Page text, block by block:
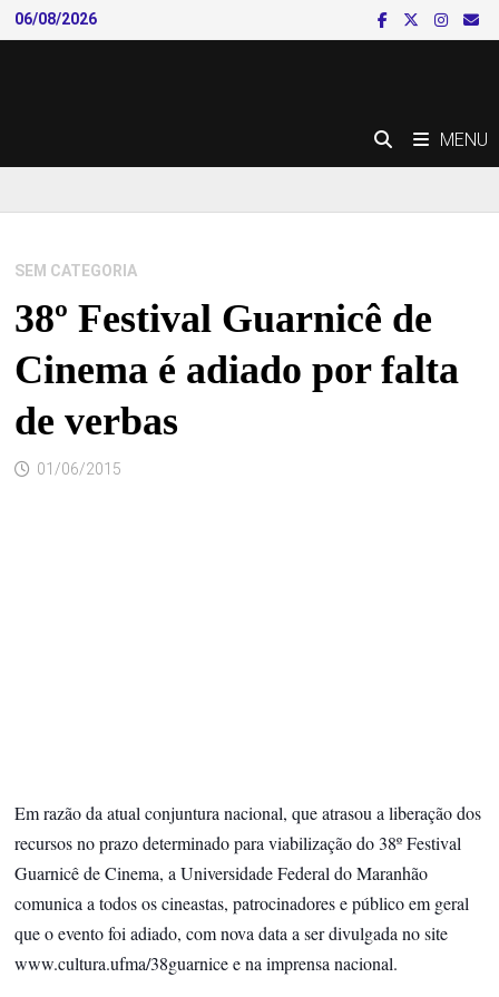
Skip
to
06/08/2026
MENU
SEM CATEGORIA
38º Festival Guarnicê de
Cinema é adiado por falta
de verbas
01/06/2015
Em razão da atual conjuntura nacional, que atrasou a liberação dos
recursos no prazo determinado para viabilização do 38º Festival
Guarnicê de Cinema, a Universidade Federal do Maranhão
comunica a todos os cineastas, patrocinadores e público em geral
que o evento foi adiado, com nova data a ser divulgada no site
www.cultura.ufma/38guarnice e na imprensa nacional.